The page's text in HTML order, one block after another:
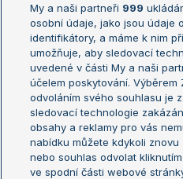
Žebříček ATP (muži)
Žebříček WTA (ženy)
Sázkařský žebříček
Aktualní trendy
Fotbalové přestupy
My a naši partneři 999
osobní údaje, jako jsou údaje
identifikátory, a máme k nim
umožňuje, aby sledovací
uvedené v části My a naši
účelem poskytování. Výběrem
odvoláním svého souhlasu je
sledovací technologie
obsahy a reklamy pro vás
nabídku můžete kdykoli
nebo souhlas odvolat
ve spodní části webové